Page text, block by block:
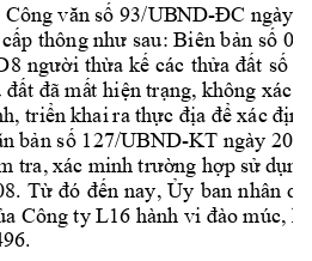
Công văn số 93/UBND-ĐC ngày
thông như sau: Biên bản số
người thừa kế các thửa đất số
đã mất hiện trạng, không xác
h, triển khai ra thực địa để xác
bản số 127/UBND-KT ngày 20/
tra, xác minh trường hợp sử
Từ đó đến nay, Ủy ban nhân
a Công ty L16 hành vi đào múc,